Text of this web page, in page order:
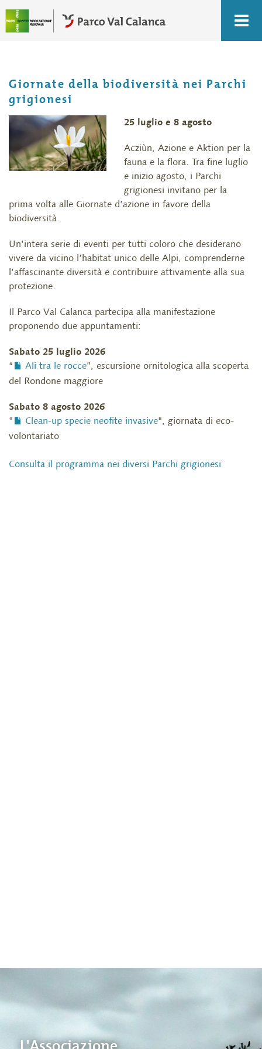
Giornate della biodiversità nei Parchi
grigionesi
25 luglio e 8 agosto
Acziùn, Azione e Aktion per la
fauna e la flora. Tra fine luglio
e inizio agosto, i Parchi
grigionesi invitano per la
prima volta alle Giornate d’azione in favore della
biodiversità.
Un’intera serie di eventi per tutti coloro che desiderano
vivere da vicino l’habitat unico delle Alpi, comprenderne
l’affascinante diversità e contribuire attivamente alla sua
protezione.
Il Parco Val Calanca partecipa alla manifestazione
proponendo due appuntamenti:
Sabato 25 luglio 2026
“
Ali tra le rocce”, escursione ornitologica alla scoperta
del Rondone maggiore
Sabato 8 agosto 2026
"
Clean-up specie neofite invasive", giornata di eco-
volontariato
Consulta il programma nei diversi Parchi grigionesi